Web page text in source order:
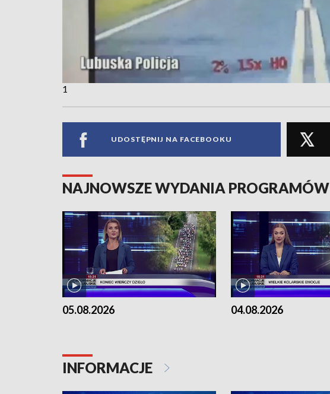
1
UDOSTĘPNIJ NA FACEBOOKU
NAJNOWSZE WYDANIA PROGRAMÓW
05.08.2026 04.08.2026
INFORMACJE